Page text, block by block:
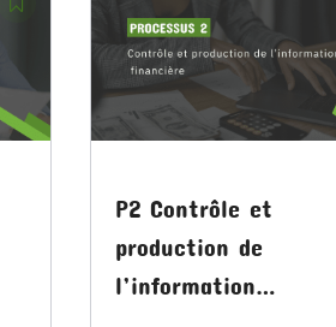
P2 Contrôle et
production de
l’information